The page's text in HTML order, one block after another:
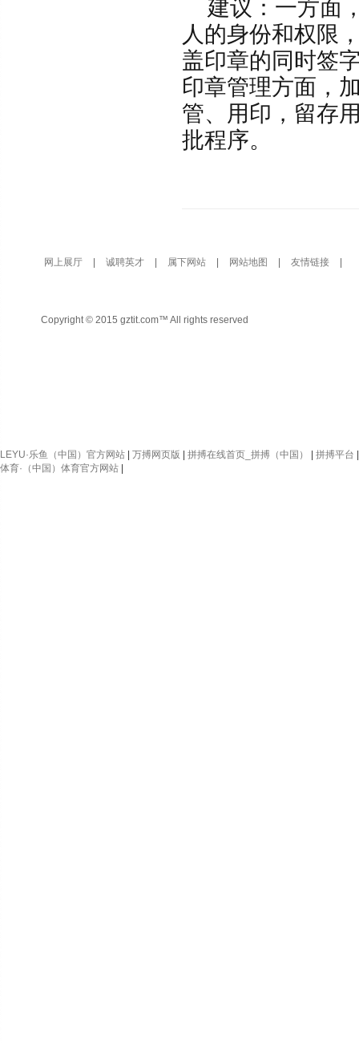
建议：一方面
人的身份和权限
盖印章的同时签
印章管理方面，
管、用印，留存
批程序。
网上展厅 诚聘英才 属下网站 网站地图 友情链接
Copyright © 2015 gztit.com™ All rights reserved
LEYU·乐鱼（中国）官方网站 万搏网页版 拼搏在线首页_拼搏（中国） 拼搏平台
体育·（中国）体育官方网站